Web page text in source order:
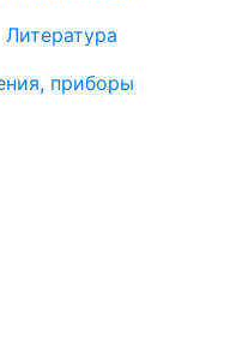
Литература
приборы